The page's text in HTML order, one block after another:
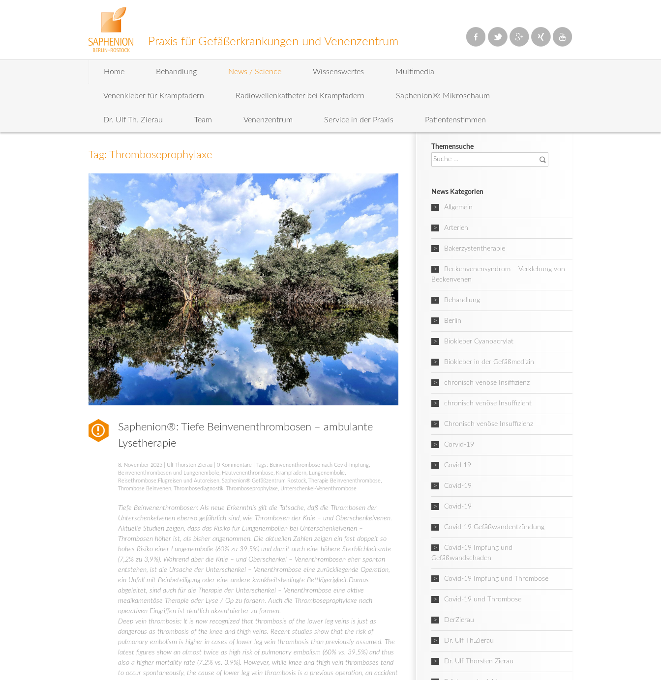
Praxis für Gefäßerkrankungen und Venenzentrum
Home Behandlung News / Science Wissenswertes Multimedia
Venenkleber für Krampfadern Radiowellenkatheter bei Krampfadern Saphenion®: Mikroschaum
Dr. Ulf Th. Zierau Team Venenzentrum Service in der Praxis Patientenstimmen
Tag: Thromboseprophylaxe
Saphenion®: Tiefe Beinvenenthrombosen – ambulante
Lysetherapie
8. November 2025 Ulf Thorsten Zierau 0 Kommentare | Tags: Beinvenenthrombose nach Covid-Impfung
Beinvenenthrombosen und Lungenembolie
Hautvenenthrombose Krampfadern Lungenembolie
Reisethrombose:Flugreisen und Autoreisen Saphenion® Gefäßzentrum Rostock Therapie Beinvenenthrombose
Thrombose Beinvenen Thrombosediagnostik Thromboseprophylaxe Unterschenkel-Venenthrombose
Tiefe Beinvenenthrombosen: Als neue Erkenntnis gilt die Tatsache, daß die Thrombosen der
Unterschenkelvenen ebenso gefährlich sind, wie Thrombosen der Knie – und Oberschenkelvenen.
Aktuelle Studien zeigen, dass das Risiko für Lungenembolien bei Unterschenkelvenen –
Thrombosen höher ist, als bisher angenommen. Die aktuellen Zahlen zeigen ein fast doppelt so
hohes Risiko einer Lungenembolie (60% zu 39,5%) und damit auch eine höhere Sterblichkeitsrate
(7,2% zu 3,9%). Während aber die Knie – und Oberschenkel – Venenthrombosen eher spontan
entstehen, ist die Ursache der Unterschenkel – Venenthrombose eine zurückliegende Operation,
ein Unfall mit Beinbeteiligung oder eine andere krankheitsbedingte Bettlägerigkeit.Daraus
abgeleitet, sind auch für die Therapie der Unterschenkel – Venenthrombose eine aktive
medikamentöse Therapie oder Lyse / Op zu fordern. Auch die Thromboseprophylaxe nach
operativen Eingriffen ist deutlich akzentuierter zu formen.
Deep vein thrombosis: It is now recognized that thrombosis of the lower leg veins is just as
dangerous as thrombosis of the knee and thigh veins. Recent studies show that the risk of
pulmonary embolism is higher in cases of lower leg vein thrombosis than previously assumed. The
latest figures show an almost twice as high risk of pulmonary embolism (60% vs. 39.5%) and thus
also a higher mortality rate (7.2% vs. 3.9%). However, while knee and thigh vein thromboses tend
to occur spontaneously, the cause of lower leg vein thrombosis is a previous operation, an accident
Themensuche
Suche
nach:
News Kategorien
Allgemein
Arterien
Bakerzystentherapie
Beckenvenensyndrom – Verklebung von
Beckenvenen
Behandlung
Berlin
Biokleber Cyanoacrylat
Biokleber in der Gefäßmedizin
chronisch venöse Insiffizienz
chronisch venöse Insuffizient
Chronisch venöse Insuffizienz
Corvid-19
Covid 19
Covid-19
Covid-19
Covid-19 Gefäßwandentzündung
Covid-19 Impfung und
Gefäßwandschaden
Covid-19 Impfung und Thrombose
Covid-19 und Thrombose
DerZierau
Dr. Ulf Th.Zierau
Dr. Ulf Thorsten Zierau